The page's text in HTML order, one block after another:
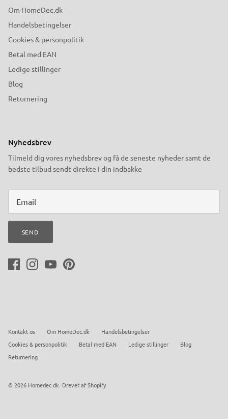
Om HomeDec.dk
Handelsbetingelser
Cookies & personpolitik
Betal med EAN
Ledige stillinger
Blog
Returnering
Nyhedsbrev
Tilmeld dig vores nyhedsbrev og få de seneste nyheder samt de
bedste tilbud sendt direkte i din indbakke
SEND
Kontakt os Om HomeDec.dk
Handelsbetingelser
Cookies & personpolitik
Betal med EAN Ledige stillinger
Blog
Returnering
© 2026 Homedec.dk Drevet af Shopify